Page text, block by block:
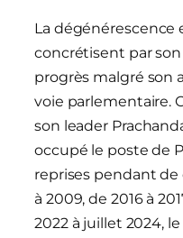
La dégénérescence
concrétisent par
progrès malgré son
voie parlementaire.
son leader
occupé le poste de
reprises pendant
à 2009, de 2016 à
2022 à juillet 2024,